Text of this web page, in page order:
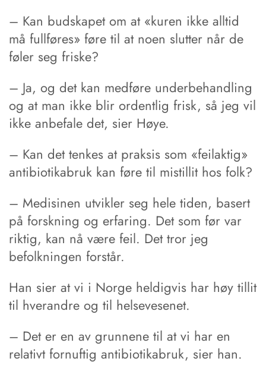
– Kan budskapet om at «kuren ikke alltid
må fullføres» føre til at noen slutter når de
føler seg friske?
– Ja, og det kan medføre underbehandling
og at man ikke blir ordentlig frisk, så jeg vil
ikke anbefale det, sier Høye.
– Kan det tenkes at praksis som «feilaktig»
antibiotikabruk kan føre til mistillit hos folk?
– Medisinen utvikler seg hele tiden, basert
på forskning og erfaring. Det som før var
riktig, kan nå være feil. Det tror jeg
befolkningen forstår.
Han sier at vi i Norge heldigvis har høy tillit
til hverandre og til helsevesenet.
– Det er en av grunnene til at vi har en
relativt fornuftig antibiotikabruk, sier han.